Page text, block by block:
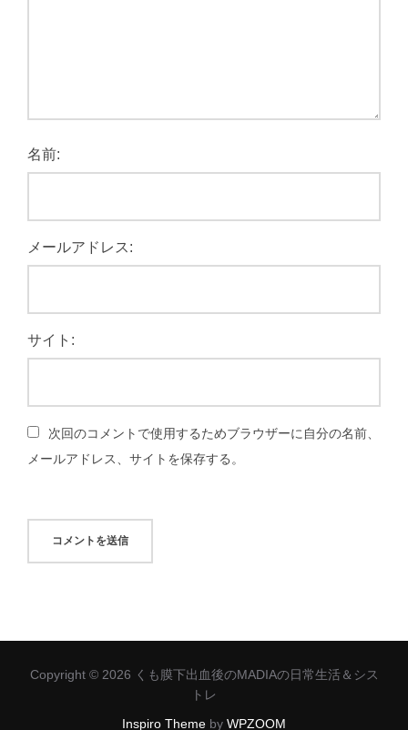
名前:
メールアドレス:
サイト:
次回のコメントで使用するためブラウザーに自分の名前、
メールアドレス、サイトを保存する。
Copyright © 2026 くも膜下出血後のMADIAの日常生活＆シス
トレ
Inspiro Theme by WPZOOM